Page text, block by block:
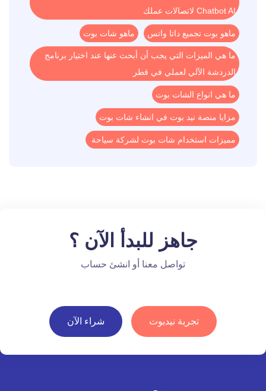
Chatbot AI لاتصالات عملك
ماهو بوت تجميع داتا واتس ماهو شات بوت
ما هي الميزات التي يجب أن أبحث عنها عند اختيار برنامج
الدردشة الآلي لعملي في قطر
ما هي انواع الشات بوت
مزايا منصة نيد بوت في انشاء شات بوت
مميزات استخدام شات بوت لشركة سياحة
جاهز للبدأ الآن ؟
تواصل معنا أو انشئ حساب
تجربة نيدبوت شراء الآن